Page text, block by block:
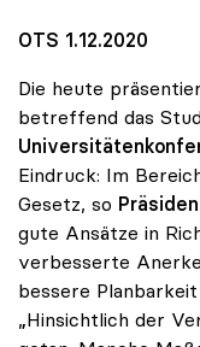
OTS 1.12.2020
Die heute
betreffend das
Eindruck: Im
Gesetz, so
gute Ansätze in
verbesserte
bessere
„Hinsichtlich der